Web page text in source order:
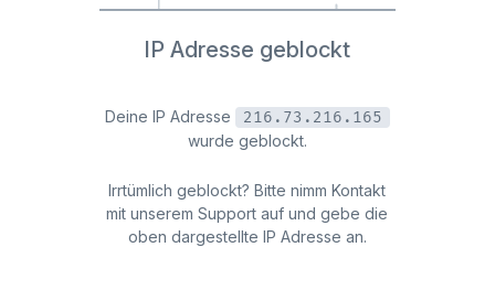
IP Adresse geblockt
Deine IP Adresse
216.73.216.165
wurde geblockt.
Irrtümlich geblockt? Bitte nimm Kontakt
mit unserem Support auf und gebe die
oben dargestellte IP Adresse an.